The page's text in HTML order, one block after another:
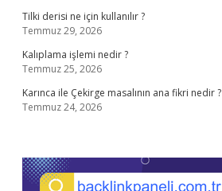
Tilki derisi ne için kullanılır ?
Temmuz 29, 2026
Kalıplama işlemi nedir ?
Temmuz 25, 2026
Karınca ile Çekirge masalının ana fikri nedir ?
Temmuz 24, 2026